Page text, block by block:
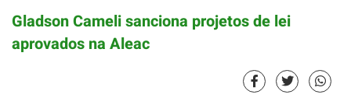
Gladson Cameli sanciona projetos de lei
aprovados na Aleac